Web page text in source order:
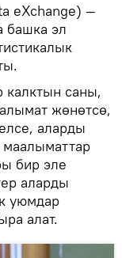
eXchange) —
башка эл
саны,
жөнөтсө,
аларды
бир эле
аларды
уюмдар
алат.